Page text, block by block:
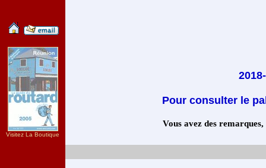
Visitez La Boutique
Pour consulter le
Vous avez des